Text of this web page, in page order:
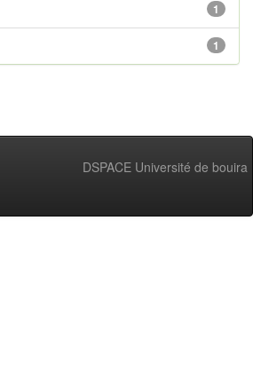
1
1
DSPACE Université de bouira